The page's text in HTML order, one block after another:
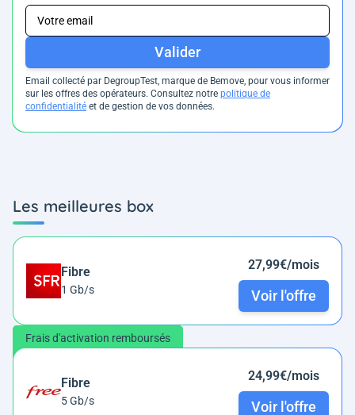
Valider
Email collecté par DegroupTest, marque de Bemove, pour vous informer
sur les offres des opérateurs. Consultez notre politique de
confidentialité et de gestion de vos données.
Les meilleures box
Fibre
1 Gb/s
27,99€/mois
Voir l'offre
Frais d'activation remboursés
Fibre
5 Gb/s
24,99€/mois
Voir l'offre